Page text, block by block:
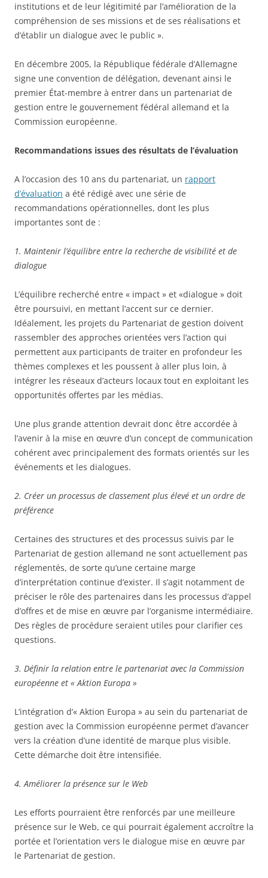
institutions et de leur légitimité par l’amélioration de la
compréhension de ses missions et de ses réalisations et
d’établir un dialogue avec le public ».
En décembre 2005, la République fédérale d’Allemagne
signe une convention de délégation, devenant ainsi le
premier État-membre à entrer dans un partenariat de
gestion entre le gouvernement fédéral allemand et la
Commission européenne.
Recommandations issues des résultats de l’évaluation
A l’occasion des 10 ans du partenariat, un rapport
d’évaluation a été rédigé avec une série de
recommandations opérationnelles, dont les plus
importantes sont de :
1. Maintenir l’équilibre entre la recherche de visibilité et de
dialogue
L’équilibre recherché entre « impact » et «dialogue » doit
être poursuivi, en mettant l’accent sur ce dernier.
Idéalement, les projets du Partenariat de gestion doivent
rassembler des approches orientées vers l’action qui
permettent aux participants de traiter en profondeur les
thèmes complexes et les poussent à aller plus loin, à
intégrer les réseaux d’acteurs locaux tout en exploitant les
opportunités offertes par les médias.
Une plus grande attention devrait donc être accordée à
l’avenir à la mise en œuvre d’un concept de communication
cohérent avec principalement des formats orientés sur les
événements et les dialogues.
2. Créer un processus de classement plus élevé et un ordre de
préférence
Certaines des structures et des processus suivis par le
Partenariat de gestion allemand ne sont actuellement pas
réglementés, de sorte qu’une certaine marge
d’interprétation continue d’exister. Il s’agit notamment de
préciser le rôle des partenaires dans les processus d’appel
d’offres et de mise en œuvre par l’organisme intermédiaire.
Des règles de procédure seraient utiles pour clarifier ces
questions.
3. Définir la relation entre le partenariat avec la Commission
européenne et « Aktion Europa »
L’intégration d’« Aktion Europa » au sein du partenariat de
gestion avec la Commission européenne permet d’avancer
vers la création d’une identité de marque plus visible.
Cette démarche doit être intensifiée.
4. Améliorer la présence sur le Web
Les efforts pourraient être renforcés par une meilleure
présence sur le Web, ce qui pourrait également accroître la
portée et l’orientation vers le dialogue mise en œuvre par
le Partenariat de gestion.